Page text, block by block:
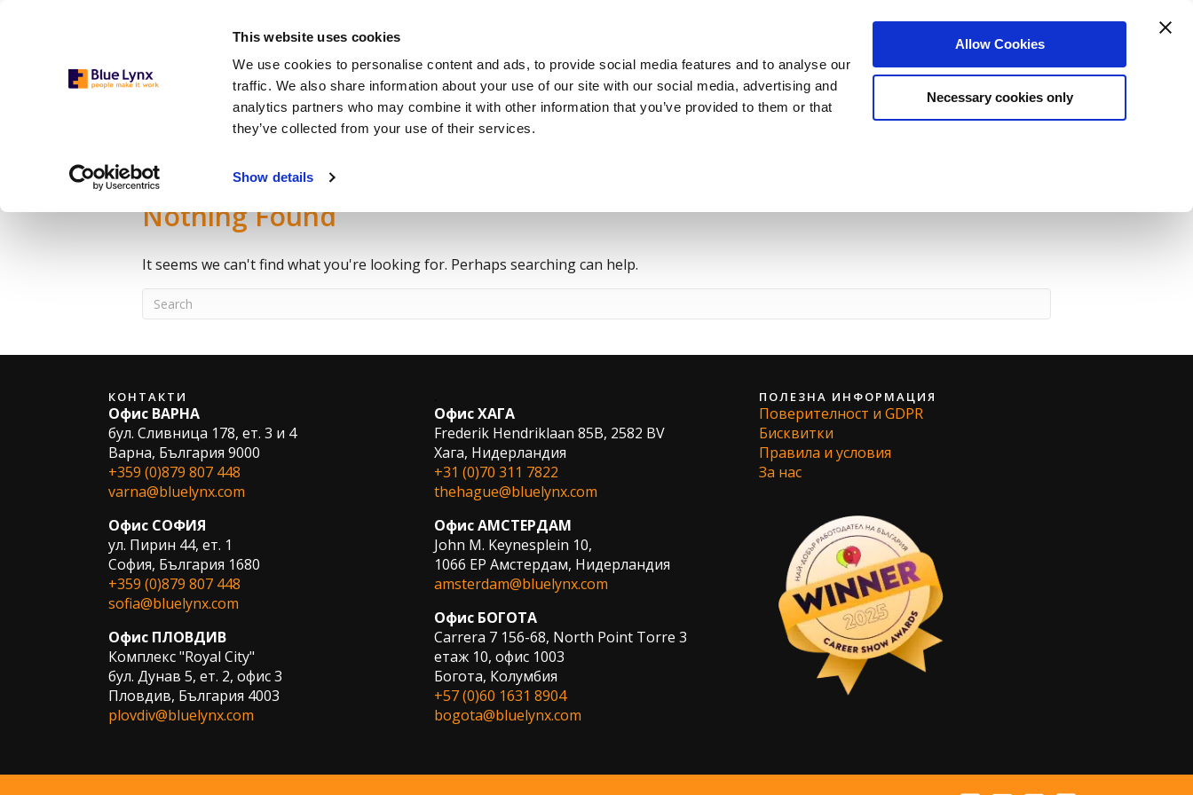
This website uses cookies
We use cookies to personalise content and ads, to provide social media features and to analyse our
traffic. We also share information about your use of our site with our social media, advertising and
analytics partners who may combine it with other information that you’ve provided to them or that
they’ve collected from your use of their services.
Show details
Allow Cookies
Necessary cookies only
За Кандидати За Работодатели Нашият екип За Нас Блог
Nothing Found
It seems we can't find what you're looking for. Perhaps searching can help.
КОНТАКТИ
Офис ВАРНА
бул. Сливница 178, ет. 3 и 4
Варна, България 9000
+359 (0)879 807 448
varna@bluelynx.com
Офис СОФИЯ
ул. Пирин 44, ет. 1
София, България 1680
+359 (0)879 807 448
sofia@bluelynx.com
Офис ПЛОВДИВ
Комплекс "Royal City"
бул. Дунав 5, ет. 2, офис 3
Пловдив, България 4003
plovdiv@bluelynx.com
Офис ХАГА
Frederik Hendriklaan 85B, 2582 BV
Хага, Нидерландия
+31 (0)70 311 7822
thehague@bluelynx.com
Офис АМСТЕРДАМ
John M. Keynesplein 10,
1066 EP Амстердам, Нидерландия
amsterdam@bluelynx.com
Офис БОГОТА
Carrera 7 156-68, North Point Torre 3
етаж 10, офис 1003
Богота, Колумбия
+57 (0)60 1631 8904
bogota@bluelynx.com
ПОЛЕЗНА ИНФОРМАЦИЯ
Поверителност и GDPR
Бисквитки
Правила и условия
За нас